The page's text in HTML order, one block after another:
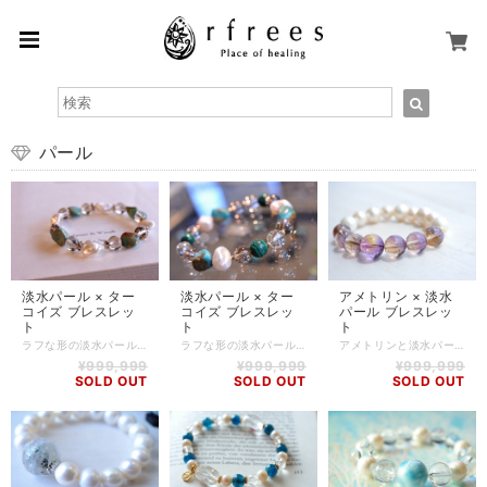
パール
淡水パール × ター
コイズ ブレスレッ
ト
¥999,999
SOLD OUT
淡水パール × ター
コイズ ブレスレッ
ト
¥999,999
SOLD OUT
アメトリン × 淡水
パール ブレスレッ
ト
¥999,999
SOLD OUT